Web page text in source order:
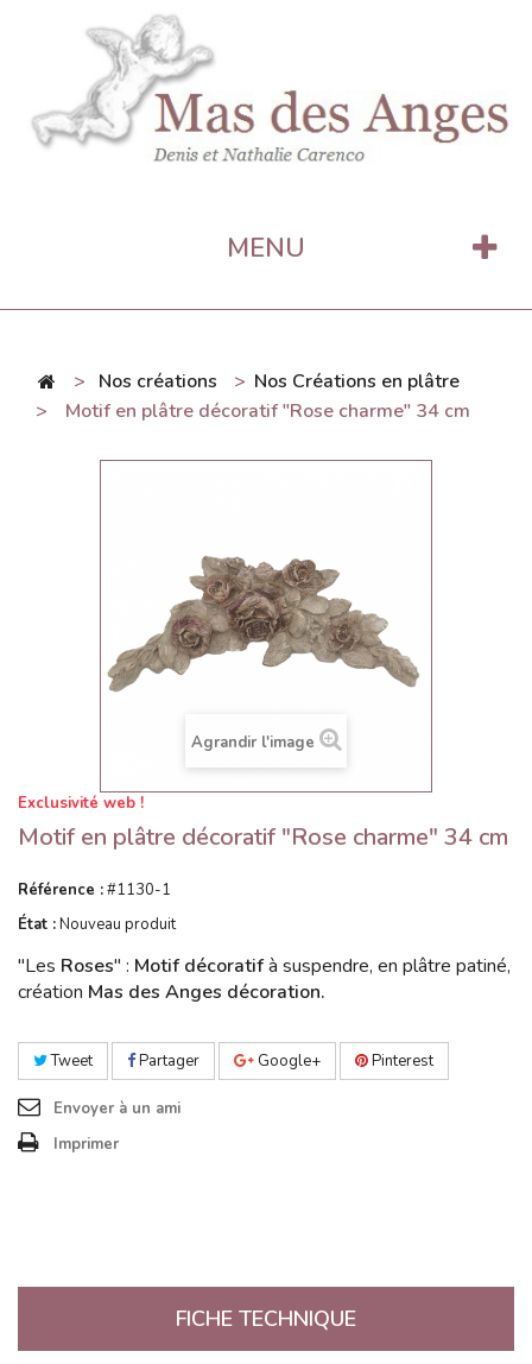
MENU
> Nos créations > Nos Créations en plâtre
>
Motif en plâtre décoratif "Rose charme" 34 cm
Agrandir l'image
Exclusivité web !
Motif en plâtre décoratif "Rose charme" 34 cm
Référence :#1130-1
État :Nouveau produit
"Les Roses" : Motif décoratifà suspendre, en plâtre patiné,
création Mas des Anges décoration.
Tweet Partager Google+ Pinterest
Envoyer à un ami
Imprimer
FICHE TECHNIQUE